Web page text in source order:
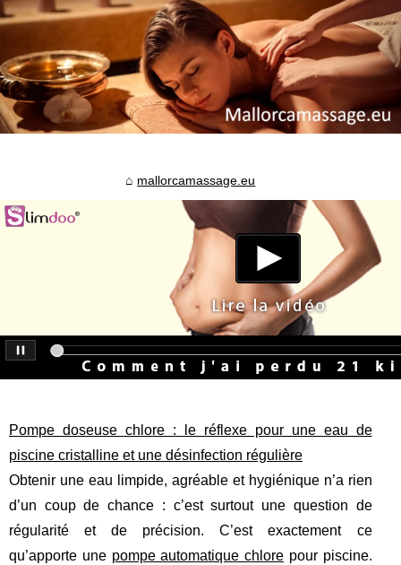
mallorcamassage.eu
Pompe doseuse chlore : le réflexe pour une eau de
piscine cristalline et une désinfection régulière
Obtenir une eau limpide, agréable et hygiénique n’a rien
d’un coup de chance : c’est surtout une question de
régularité et de précision. C’est exactement ce
qu’apporte une pompe automatique chlore pour piscine.